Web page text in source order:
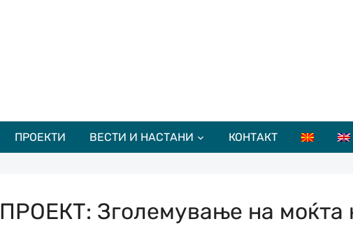
ПРОЕКТИ ВЕСТИ И НАСТАНИ КОНТАКТ
ПРОЕКТ: Зголемување на моќта